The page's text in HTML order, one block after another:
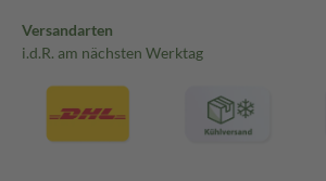
Versandarten
i.d.R. am nächsten Werktag